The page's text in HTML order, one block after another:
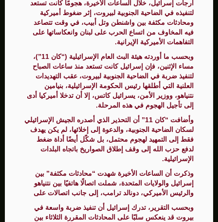
أرجأت إسرائيل، خلال الساعات الأخيرة، هجومًا كانت تستعد
لتنفيذه في الضاحية الجنوبية لبيروت، إثر ضغوط أميركية
ومحادثات مكثفة بين واشنطن وتل أبيب، في وقت تتصاعد
فيه المخاوف من اتساع الحرب على لبنان وانعكاساتها على
التفاهمات الأميركية الإيرانية.
وبحسب ما أوردته هيئة البث العام الإسرائيلية (“كان 11”)،
مساء الإثنين، فإن إسرائيل كانت تستعد منذ ساعات الصباح
لتنفيذ ضربة في الضاحية الجنوبية لبيروت، عقب التهديدات
العلنية التي أطلقها رئيس الحكومة الإسرائيلية، بنيامين
نتنياهو، ووزير الأمن، يسرائيل كاتس، إلا أن تدخلا أميركيا أدى
إلى تأجيل الهجوم في هذه المرحلة.
وأضافت “كان 11” أن التحذير الذي أصدره الجيش الإسرائيلي
لسكان الضاحية الجنوبية، والدعوة إلى إخلائها، لم يكن يهدف
فقط إلى التمهيد لهجوم محتمل، بل شكّل أيضًا أداة ضغط
لدفع حزب الله إلى وقف إطلاق الصواريخ باتجاه البلدات
الإسرائيلية.
وذكرت أن الساعات الأخيرة شهدت “محادثات مكثفة” بين
إسرائيل والولايات المتحدة، شملت اتصالًا هاتفيًا بين نتنياهو
والرئيس الأميركي، دونالد ترامب، إلى جانب اتصالات على
وبحسب التقرير، تدرك إسرائيل أن تنفيذ ضربة واسعة في
بيروت قد ينعكس سلبًا على المحادثات المقررة الثلاثاء بين